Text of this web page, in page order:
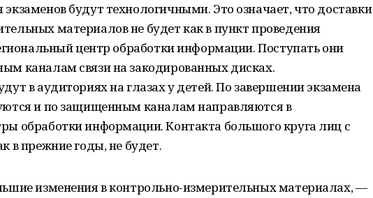
будут технологичными. Это означает, что доставки
материалов не будет как в пункт проведения
центр обработки информации. Поступать они
каналам связи на закодированных дисках.
в аудиториях на глазах у детей. По завершении экзамена
и по защищенным каналам направляются в
обработки информации. Контакта большого круга лиц с
в прежние годы, не будет.
изменения в контрольно-измерительных материалах, —